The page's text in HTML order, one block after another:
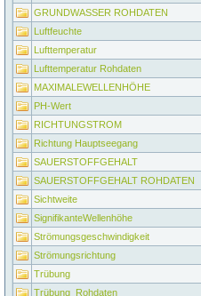
GRUNDWASSER ROHDATEN
Luftfeuchte
Lufttemperatur
Lufttemperatur Rohdaten
MAXIMALEWELLENHÖHE
PH-Wert
RICHTUNGSTROM
Richtung Hauptseegang
SAUERSTOFFGEHALT
SAUERSTOFFGEHALT ROHDATEN
Sichtweite
SignifikanteWellenhöhe
Strömungsgeschwindigkeit
Strömungsrichtung
Trübung
Trübung_Rohdaten